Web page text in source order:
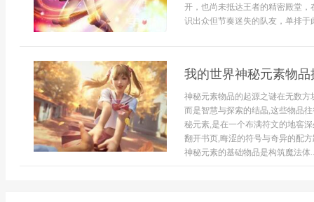
开，也尚未抵达王者的精密殿堂
识出众但节奏迷失的队友，单排于
我的世界神秘元素物
神秘元素物品的起源之谜在无数
而是智慧与探索的结晶,这些物品
秘元素,是在一个布满符文的地窖
翻开书页,晦涩的符号与奇异的配
神秘元素的基础物品是构筑魔法体